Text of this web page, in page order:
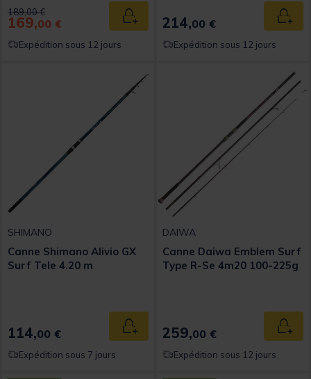
Price reduced from
189,00 €to
169,00 € Ajouter au panier
Expédition sous 12 jours
214,00 €
Expédition sous 12 jours
SHIMANO
Canne Shimano Alivio GX
Surf Tele 4.20 m
114,00 € Ajouter au panier
Expédition sous 7 jours
DAIWA
Canne Daiwa Emblem Surf
Type R-Se 4m20 100-225g
259,00 €
Expédition sous 12 jours